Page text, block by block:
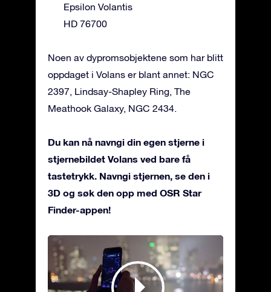
Epsilon Volantis
HD 76700
Noen av dypromsobjektene som har blitt
oppdaget i Volans er blant annet: NGC
2397, Lindsay-Shapley Ring, The
Meathook Galaxy, NGC 2434.
Du kan nå navngi din egen stjerne i
stjernebildet Volans ved bare få
tastetrykk. Navngi stjernen, se den i
3D og søk den opp med OSR Star
Finder-appen!